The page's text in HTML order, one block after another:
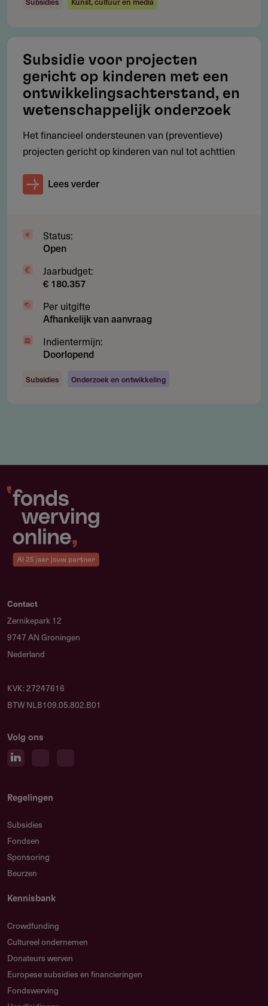
Subsidie voor projecten
gericht op kinderen met een
ontwikkelingsachterstand, en
wetenschappelijk onderzoek
Het financieel ondersteunen van (preventieve)
projecten gericht op kinderen van nul tot achttien
Lees verder
Status:
Open
Jaarbudget:
€ 180.357
Per uitgifte
Afhankelijk van aanvraag
Indientermijn:
Doorlopend
Subsidies Onderzoek en ontwikkeling
Contact
Zernikepark 12
9747 AN Groningen
Nederland
KVK: 27247616
BTW NLB109.05.802.B01
Volg ons
Regelingen
Subsidies
Fondsen
Sponsoring
Beurzen
Kennisbank
Crowdfunding
Cultureel ondernemen
Donateurs werven
Europese subsidies en financieringen
Fondswerving